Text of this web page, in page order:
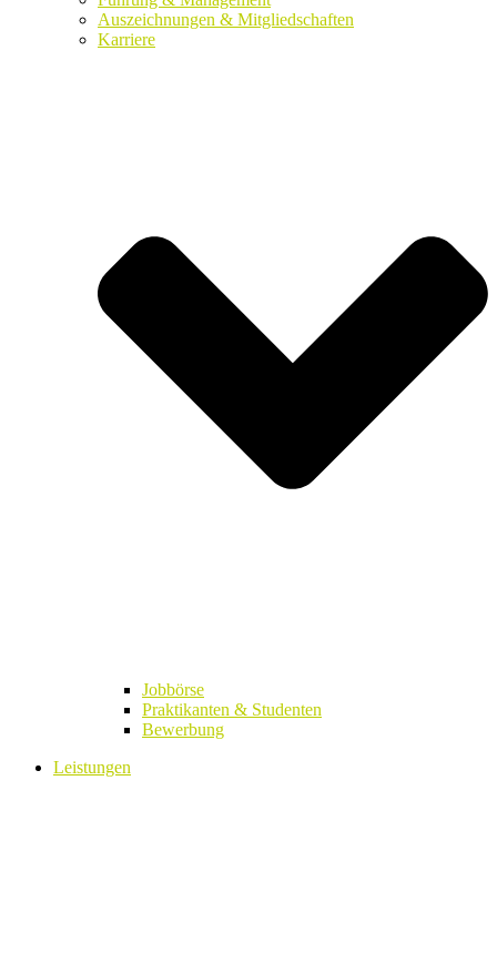
Auszeichnungen & Mitgliedschaften
Karriere
Jobbörse
Praktikanten & Studenten
Bewerbung
Leistungen